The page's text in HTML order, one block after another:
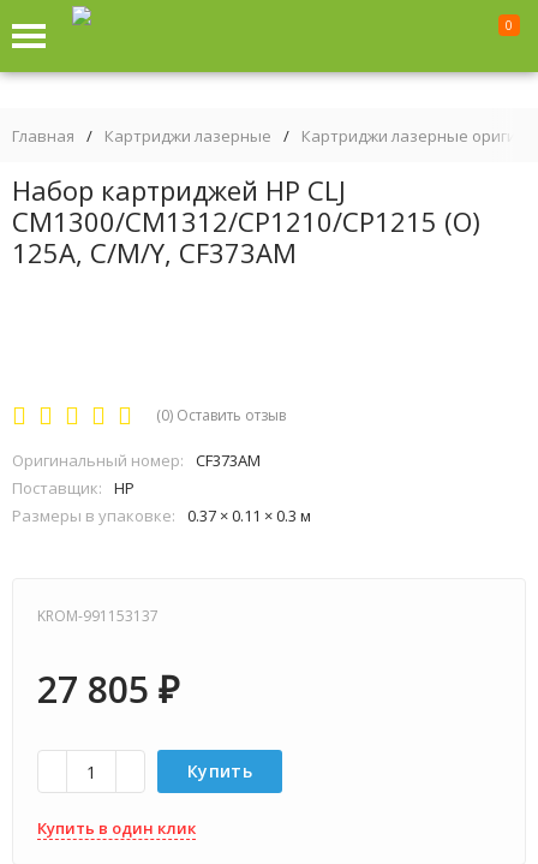
0
Главная / Картриджи лазерные / Картриджи лазерные
Набор картриджей HP CLJ
CM1300/CM1312/CP1210/CP1215 (O)
125A, C/M/Y, CF373AM
(0) Оставить отзыв
Оригинальный номер:
CF373AM
Поставщик:
HP
Размеры в упаковке:
0.37 × 0.11 × 0.3 м
KROM-991153137
27 805 ₽
Купить
Купить в один клик